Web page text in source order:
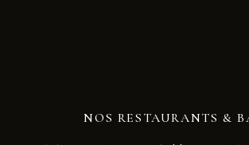
NOS RESTAURANTS &